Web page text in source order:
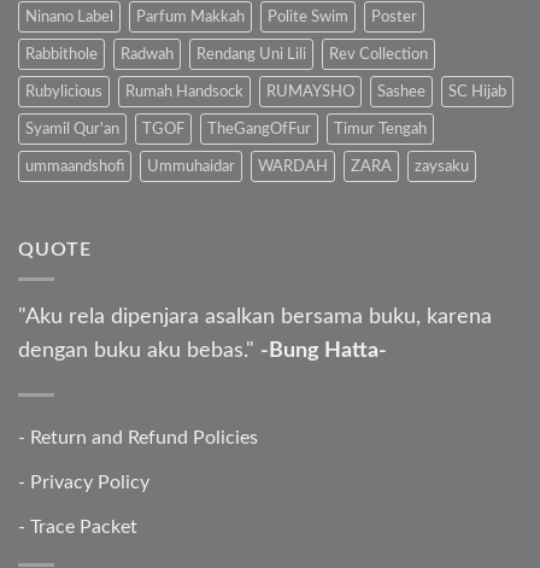
Ninano Label Parfum Makkah Polite Swim Poster
Rabbithole Radwah Rendang Uni Lili Rev Collection
Rubylicious Rumah Handsock RUMAYSHO Sashee SC Hijab
Syamil Qur'an TGOF TheGangOfFur Timur Tengah
ummaandshofi Ummuhaidar WARDAH ZARA zaysaku
QUOTE
"Aku rela dipenjara asalkan bersama buku, karena
dengan buku aku bebas." -Bung Hatta-
- Return and Refund Policies
- Privacy Policy
- Trace Packet